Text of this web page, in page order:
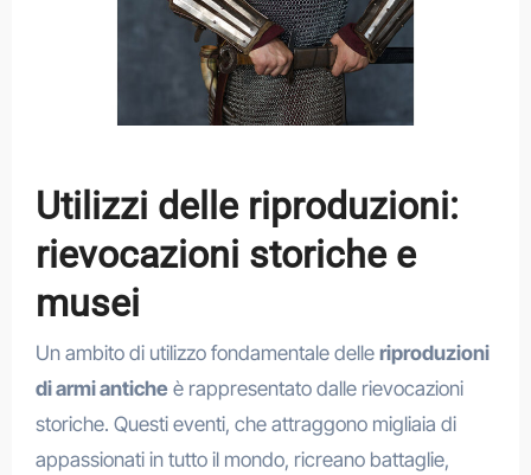
Utilizzi delle riproduzioni:
rievocazioni storiche e
musei
Un ambito di utilizzo fondamentale delle riproduzioni
di armi anticheè rappresentato dalle rievocazioni
storiche. Questi eventi, che attraggono migliaia di
appassionati in tutto il mondo, ricreano battaglie,